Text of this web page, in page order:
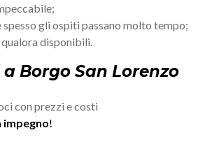
spesso gli ospiti passano molto tempo;
qualora disponibili.
Borgo San Lorenzo
con prezzi e costi
!